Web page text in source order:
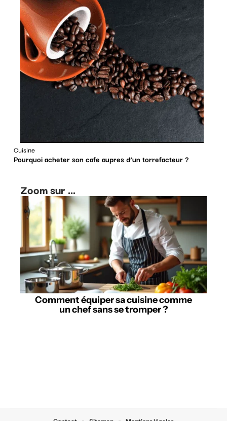
Cuisine
Pourquoi acheter son cafe aupres d’un torrefacteur ?
Zoom sur ...
Comment équiper sa cuisine comme
un chef sans se tromper ?